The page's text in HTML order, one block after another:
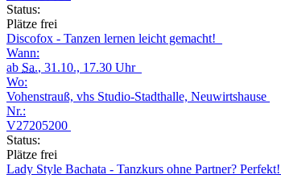
Status:
Plätze frei
Discofox - Tanzen lernen leicht gemacht!
Wann:
ab Sa., 31.10., 17.30 Uhr
Wo:
Vohenstrauß, vhs Studio-Stadthalle, Neuwirtshause
Nr.:
V27205200
Status:
Plätze frei
Lady Style Bachata - Tanzkurs ohne Partner? Perfekt!